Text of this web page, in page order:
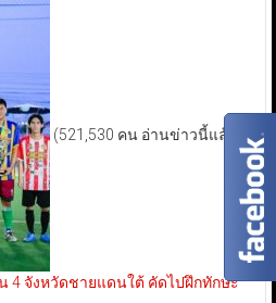
(521,530 คน อ่านข่าวนี้แล้ว)
4 จังหวัดชายแดนใต้ คัดไปฝึกทักษะ